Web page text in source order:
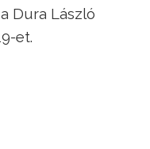
Dura László
et.